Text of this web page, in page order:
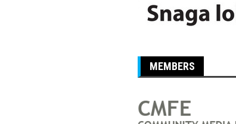
MEMBERS